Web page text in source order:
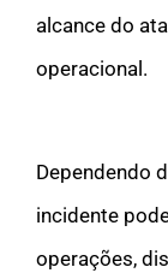
alcance do
operacional.
Dependendo
incidente
operações,